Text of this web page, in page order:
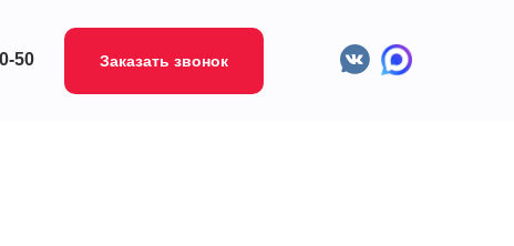
Заказать звонок
50